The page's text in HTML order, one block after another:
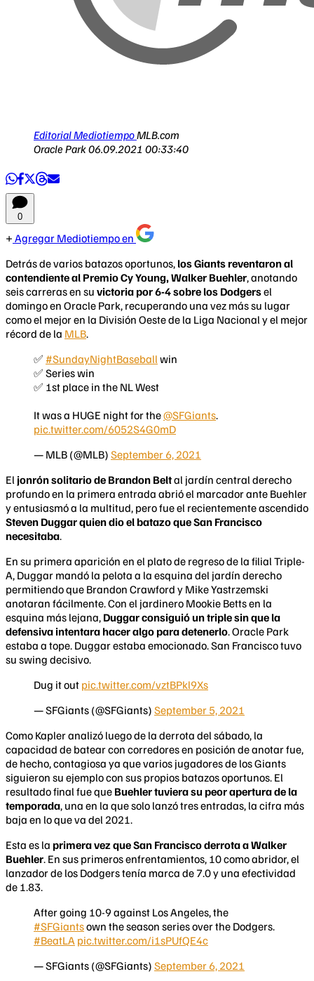
Editorial MediotiempoMLB.com
Oracle Park06.09.2021 00:33:40
0
Agregar Mediotiempo en
Detrás de varios batazos oportunos, los Giants reventaron al
contendiente al Premio Cy Young, Walker Buehler, anotando
seis carreras en su victoria por 6-4 sobre los Dodgersel
domingo en Oracle Park, recuperando una vez más su lugar
como el mejor en la División Oeste de la Liga Nacional y el mejor
récord de la MLB.
✅ #SundayNightBaseball win
✅ Series win
✅ 1st place in the NL West
It was a HUGE night for the@SFGiants.
pic.twitter.com/6052S4G0mD
— MLB (@MLB) September 6, 2021
El jonrón solitario de Brandon Beltal jardín central derecho
profundo en la primera entrada abrió el marcador ante Buehler
y entusiasmó a la multitud, pero fue el recientemente ascendido
Steven Duggar quien dio el batazo que San Francisco
necesitaba.
En su primera aparición en el plato de regreso de la filial Triple-
A, Duggar mandó la pelota a la esquina del jardín derecho
permitiendo que Brandon Crawford y Mike Yastrzemski
anotaran fácilmente. Con el jardinero Mookie Betts en la
esquina más lejana, Duggar consiguió un triple sin que la
defensiva intentara hacer algo para detenerlo. Oracle Park
estaba a tope. Duggar estaba emocionado. San Francisco tuvo
su swing decisivo.
Dug it out pic.twitter.com/vztBPkl9Xs
— SFGiants (@SFGiants) September 5, 2021
Como Kapler analizó luego de la derrota del sábado, la
capacidad de batear con corredores en posición de anotar fue,
de hecho, contagiosa ya que varios jugadores de los Giants
siguieron su ejemplo con sus propios batazos oportunos. El
resultado final fue que Buehler tuviera su peor apertura de la
temporada, una en la que solo lanzó tres entradas, la cifra más
baja en lo que va del 2021.
Esta es la primera vez que San Francisco derrota a Walker
Buehler. En sus primeros enfrentamientos, 10 como abridor, el
lanzador de los Dodgers tenía marca de 7.0 y una efectividad
de 1.83.
After going 10-9 against Los Angeles, the
#SFGiantsown the season series over the Dodgers.
#BeatLA pic.twitter.com/i1sPUfQE4c
— SFGiants (@SFGiants) September 6, 2021